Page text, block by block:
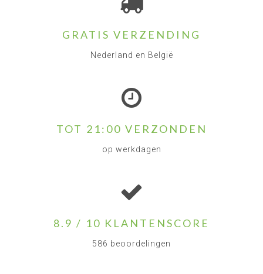
GRATIS VERZENDING
Nederland en België
TOT 21:00 VERZONDEN
op werkdagen
8.9 / 10 KLANTENSCORE
586 beoordelingen